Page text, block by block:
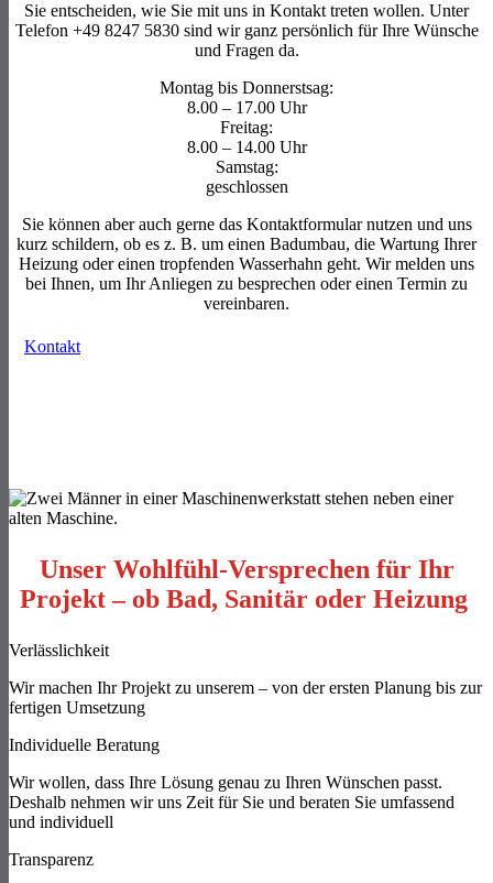
Sie entscheiden, wie Sie mit uns in Kontakt treten wollen. Unter
Telefon +49 8247 5830 sind wir ganz persönlich für Ihre Wünsche
und Fragen da.
Montag bis Donnerstsag:
8.00 – 17.00 Uhr
Freitag:
8.00 – 14.00 Uhr
Samstag:
geschlossen
Sie können aber auch gerne das Kontaktformular nutzen und uns
kurz schildern, ob es z. B. um einen Badumbau, die Wartung Ihrer
Heizung oder einen tropfenden Wasserhahn geht. Wir melden uns
bei Ihnen, um Ihr Anliegen zu besprechen oder einen Termin zu
vereinbaren.
Kontakt
Unser Wohlfühl-Versprechen für Ihr
Projekt – ob Bad, Sanitär oder Heizung
Verlässlichkeit
Wir machen Ihr Projekt zu unserem – von der ersten Planung bis zur
fertigen Umsetzung
Individuelle Beratung
Wir wollen, dass Ihre Lösung genau zu Ihren Wünschen passt.
Deshalb nehmen wir uns Zeit für Sie und beraten Sie umfassend
und individuell
Transparenz